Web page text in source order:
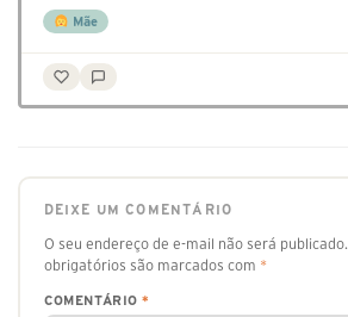
Mãe
DEIXE UM COMENTÁRIO
O seu endereço de e-mail não será publicado.
obrigatórios são marcados com *
COMENTÁRIO *